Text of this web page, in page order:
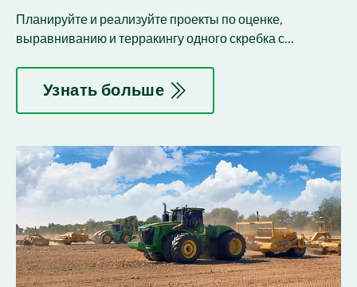
Планируйте и реализуйте проекты по оценке,
выравниванию и терракингу одного скребка с
Узнать больше